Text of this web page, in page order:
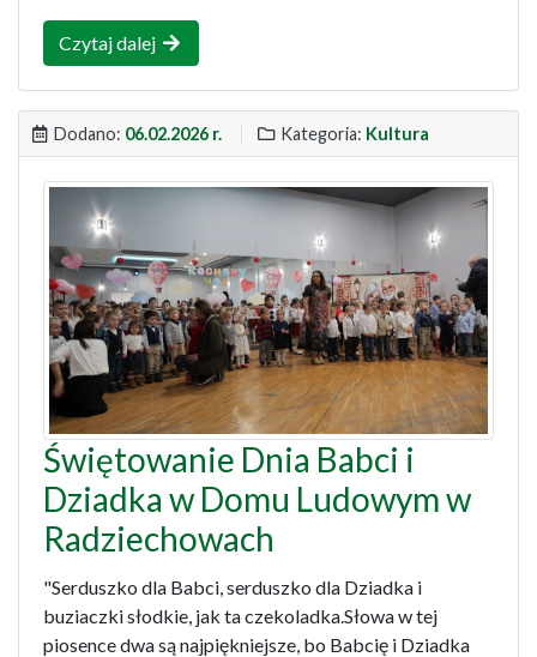
Czytaj dalej
Dodano: 06.02.2026 r. Kategoria: Kultura
Świętowanie Dnia Babci i
Dziadka w Domu Ludowym w
Radziechowach
"Serduszko dla Babci, serduszko dla Dziadka i
buziaczki słodkie, jak ta czekoladka.Słowa w tej
piosence dwa są najpiękniejsze, bo Babcię i Dziadka